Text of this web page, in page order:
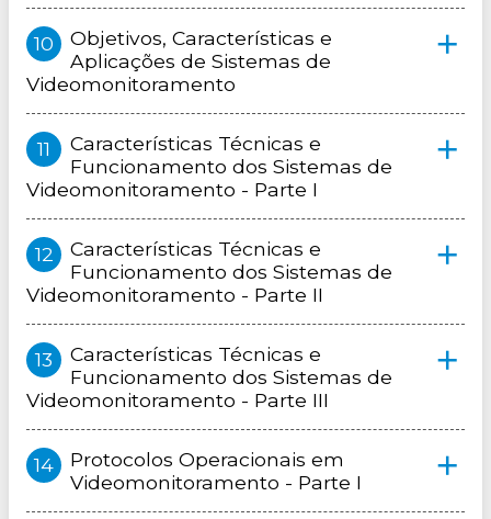
Objetivos, Características e
Aplicações de Sistemas de
Videomonitoramento
Características Técnicas e
Funcionamento dos Sistemas de
Videomonitoramento - Parte I
Características Técnicas e
Funcionamento dos Sistemas de
Videomonitoramento - Parte II
Características Técnicas e
Funcionamento dos Sistemas de
Videomonitoramento - Parte III
Protocolos Operacionais em
Videomonitoramento - Parte I